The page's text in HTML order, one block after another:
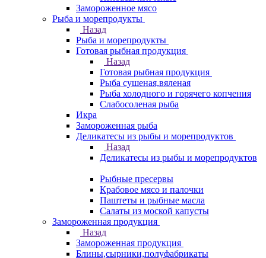
Замороженное мясо
Рыба и морепродукты
Назад
Рыба и морепродукты
Готовая рыбная продукция
Назад
Готовая рыбная продукция
Рыба сушеная,вяленая
Рыба холодного и горячего копчения
Слабосоленая рыба
Икра
Замороженная рыба
Деликатесы из рыбы и морепродуктов
Назад
Деликатесы из рыбы и морепродуктов
Рыбные пресервы
Крабовое мясо и палочки
Паштеты и рыбные масла
Салаты из моской капусты
Замороженная продукция
Назад
Замороженная продукция
Блины,сырники,полуфабрикаты